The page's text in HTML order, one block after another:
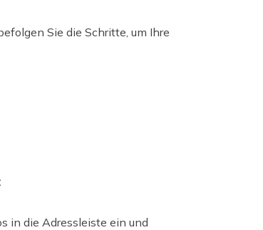
Sie die Schritte, um Ihre
in die Adressleiste ein und